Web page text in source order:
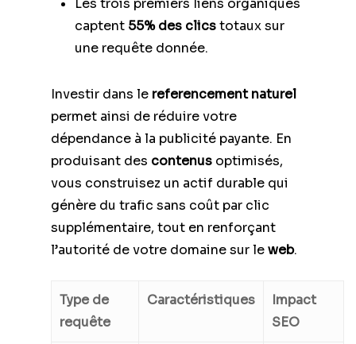
captent 55% des clicstotaux sur
une requête donnée.
Investir dans le referencement naturel
permet ainsi de réduire votre
dépendance à la publicité payante. En
produisant des contenus optimisés,
vous construisez un actif durable qui
génère du trafic sans coût par clic
supplémentaire, tout en renforçant
l’autorité de votre domaine sur leweb.
Type de
requête
Caractéristiques
Impact
SEO